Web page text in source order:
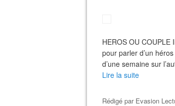
HEROS OU
pour parler d’un
d’une semaine sur
Lire la suite
Rédigé par Evasion